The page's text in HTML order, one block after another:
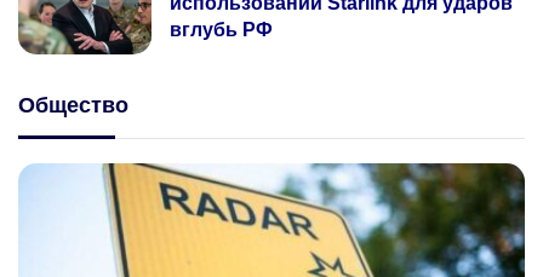
вглубь РФ
Общество